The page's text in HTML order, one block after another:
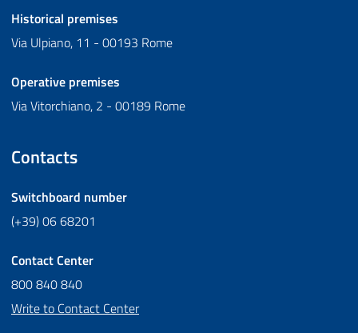
Historical premises
Via Ulpiano, 11 - 00193 Rome
Operative premises
Via Vitorchiano, 2 - 00189 Rome
Contacts
Switchboard number
(+39) 06 68201
Contact Center
800 840 840
Write to Contact Center